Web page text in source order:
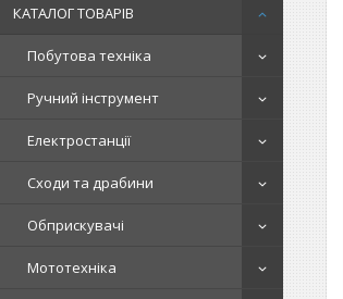
КАТАЛОГ ТОВАРІВ
Побутова техніка
Ручний інструмент
Електростанції
Сходи та драбини
Обприскувачі
Мототехніка